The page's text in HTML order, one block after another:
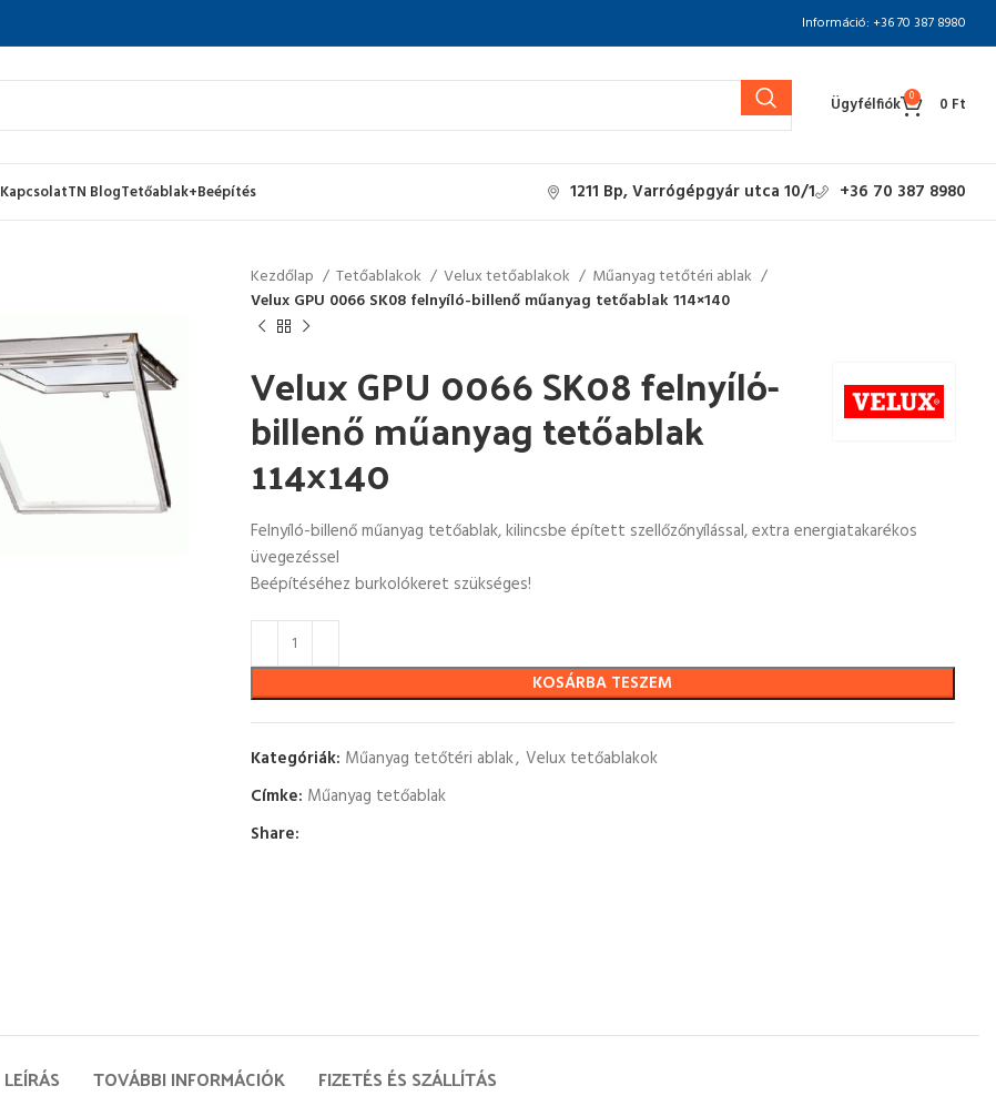
Információ: +36 70 387 8980
Ügyfélfiók 0 0 Ft
KapcsolatTN BlogTetőablak+Beépítés 1211 Bp, Varrógépgyár utca 10/1 +36 70 387 8980
Kezdőlap Tetőablakok Velux tetőablakok
Műanyag tetőtéri ablak
Velux GPU 0066 SK08 felnyíló-billenő műanyag tetőablak 114×140
Velux GPU 0066 SK08 felnyíló-
billenő műanyag tetőablak
114×140
Felnyíló-billenő műanyag tetőablak, kilincsbe épített szellőzőnyílással, extra energiatakarékos
üvegezéssel
Beépítéséhez burkolókeret szükséges!
KOSÁRBA TESZEM
Kategóriák: Műanyag tetőtéri ablak, Velux tetőablakok
Címke: Műanyag tetőablak
Share:
LEÍRÁS TOVÁBBI INFORMÁCIÓK FIZETÉS ÉS SZÁLLÍTÁS